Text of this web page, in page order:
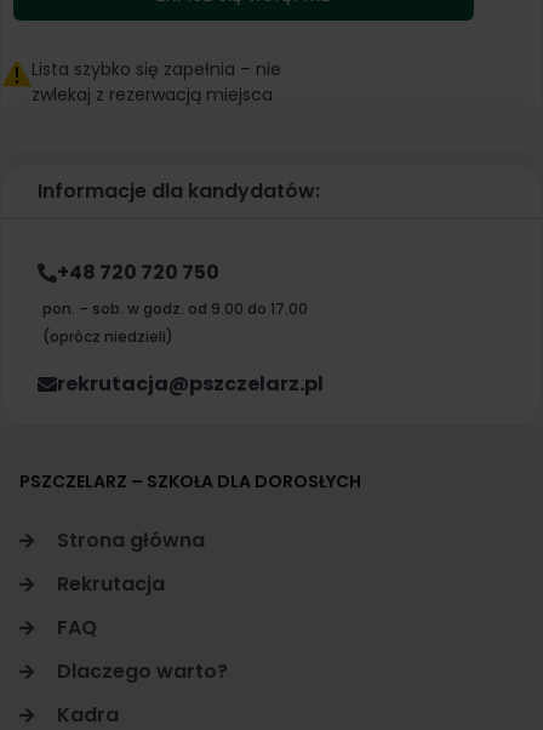
ROL.03 - Pszczelarz
ROL.09 - Uzupełnienie do Technika
Pszczelarza
Lista szybko się zapełnia – nie
zwlekaj z rezerwacją miejsca
Informacje dla kandydatów:
+48 720 720 750
pon. – sob. w godz. od 9.00 do 17.00
(oprócz niedzieli)
rekrutacja@pszczelarz.pl
PSZCZELARZ – SZKOŁA DLA DOROSŁYCH
Strona główna
Rekrutacja
FAQ
Dlaczego warto?
Kadra